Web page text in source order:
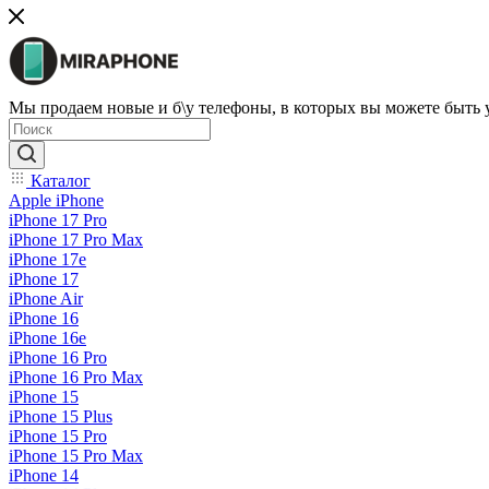
Мы продаем новые и б\у телефоны, в которых вы можете быть
Каталог
Apple iPhone
iPhone 17 Pro
iPhone 17 Pro Max
iPhone 17e
iPhone 17
iPhone Air
iPhone 16
iPhone 16e
iPhone 16 Pro
iPhone 16 Pro Max
iPhone 15
iPhone 15 Plus
iPhone 15 Pro
iPhone 15 Pro Max
iPhone 14